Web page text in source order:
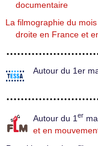
documentaire
La filmographie du
droite en France et
Autour du 1er
Autour du 1 er
et en